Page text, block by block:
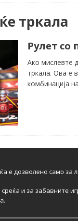
тркала
Рулет со
Ако мислевте
тркала. Ова е
комбинација на
е дозволено само за
и за забавните